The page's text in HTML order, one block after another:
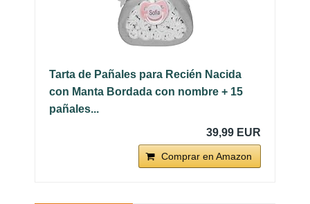
Tarta de Pañales para Recién Nacida
con Manta Bordada con nombre + 15
pañales...
39,99 EUR
Comprar en Amazon